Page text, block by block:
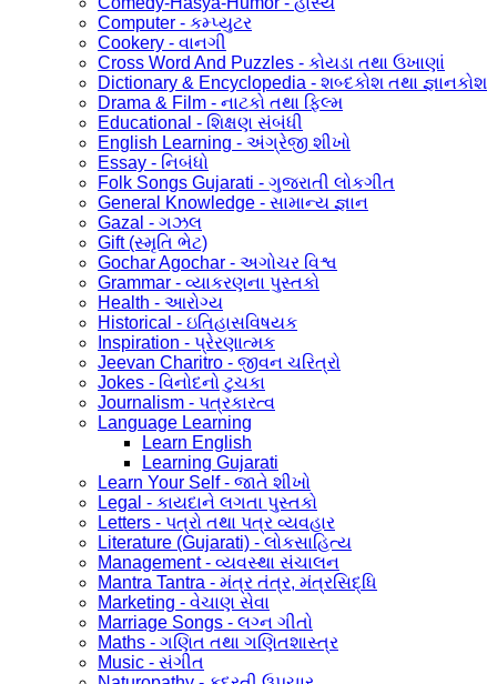
Computer - કમ્પ્યુટર
Cookery - વાનગી
Cross Word And Puzzles - કોયડા તથા ઉખાણાં
Dictionary & Encyclopedia - શબ્દકોશ તથા જ્ઞાનકોશ
Drama & Film - નાટકો તથા ફિલ્મ
Educational - શિક્ષણ સંબંધી
English Learning - અંગ્રેજી શીખો
Essay - નિબંધો
Folk Songs Gujarati - ગુજરાતી લોકગીત
General Knowledge - સામાન્ય જ્ઞાન
Gazal - ગઝલ
Gift (સ્મૃતિ ભેટ)
Gochar Agochar - અગોચર વિશ્વ
Grammar - વ્યાકરણના પુસ્તકો
Health - આરોગ્ય
Historical - ઇતિહાસવિષયક
Inspiration - પ્રેરણાત્મક
Jeevan Charitro - જીવન ચરિત્રો
Jokes - વિનોદનો ટુચકા
Journalism - પત્રકારત્વ
Language Learning
Learn English
Learning Gujarati
Learn Your Self - જાતે શીખો
Legal - કાયદાને લગતા પુસ્તકો
Letters - પત્રો તથા પત્ર વ્યવહાર
Literature (Gujarati) - લોકસાહિત્ય
Management - વ્યવસ્થા સંચાલન
Mantra Tantra - મંત્ર તંત્ર, મંત્રસિદ્ધિ
Marketing - વેચાણ સેવા
Marriage Songs - લગ્ન ગીતો
Maths - ગણિત તથા ગણિતશાસ્ત્ર
Music - સંગીત